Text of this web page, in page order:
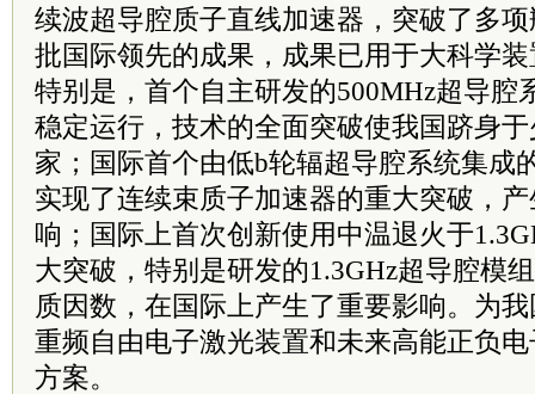
续波超导腔质子直线加速器，突破了多
批国际领先的成果，成果已用于大科学
特别是，首个自主研发的500MHz超导腔
稳定运行，技术的全面突破使我国跻身
家；国际首个由低b轮辐超导腔系统集成
实现了连续束质子加速器的重大突破，
响；国际上首次创新使用中温退火于
大突破，特别是研发的1.3GHz超导腔模
质因数，在国际上产生了重要影响。为
重频自由电子激光装置和未来高能正负
方案。